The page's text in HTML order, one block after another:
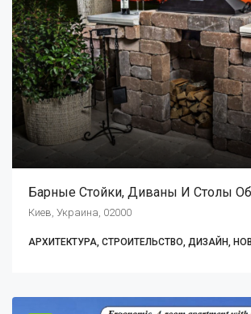
Киев, Украина, 02000
АРХИТЕКТУРА, СТРОИТЕЛЬСТВО, ДИЗАЙН,